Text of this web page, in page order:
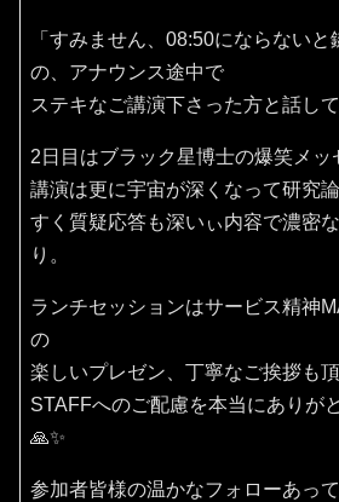
「すみません、08:50にならない
の、アナウンス途中で
ステキなご講演下さった方と話し
2日目はブラック星博士の爆笑メッ
講演は更に宇宙が深くなって研究
すく質疑応答も深いぃ内容で濃密
り。
ランチセッションはサービス精神
の
楽しいプレゼン、丁寧なご挨拶も
STAFFへのご配慮を本当にありが
🙏✨
参加者皆様の温かなフォローあっ